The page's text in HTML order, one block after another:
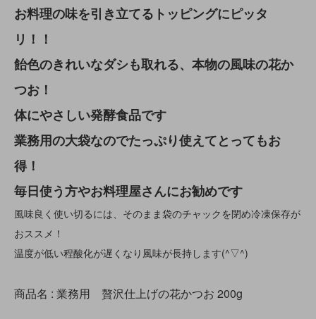
お料理の味を引き立てるトッピングにピッタ
リ！！
飴色のきれいなダシも取れる、本物の風味の花か
つお！
体にやさしい発酵食品です
業務用の大袋なのでたっぷり使えてとってもお
得！
毎日使う方やお料理屋さんにお勧めです
風味良く使い切るには、そのまま袋のチャックを閉め冷凍保存が
おススメ！
温度が低い程酸化が遅くなり風味が長持します(^▽^)
商品名 : 業務用 贅沢仕上げの花かつお 200g